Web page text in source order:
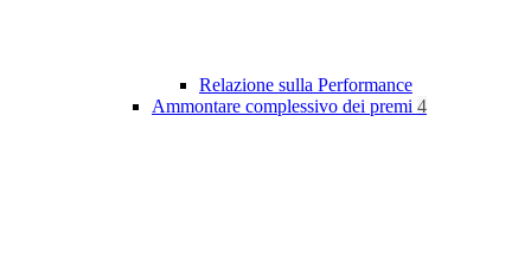
Relazione sulla Performance
Ammontare complessivo dei premi 4